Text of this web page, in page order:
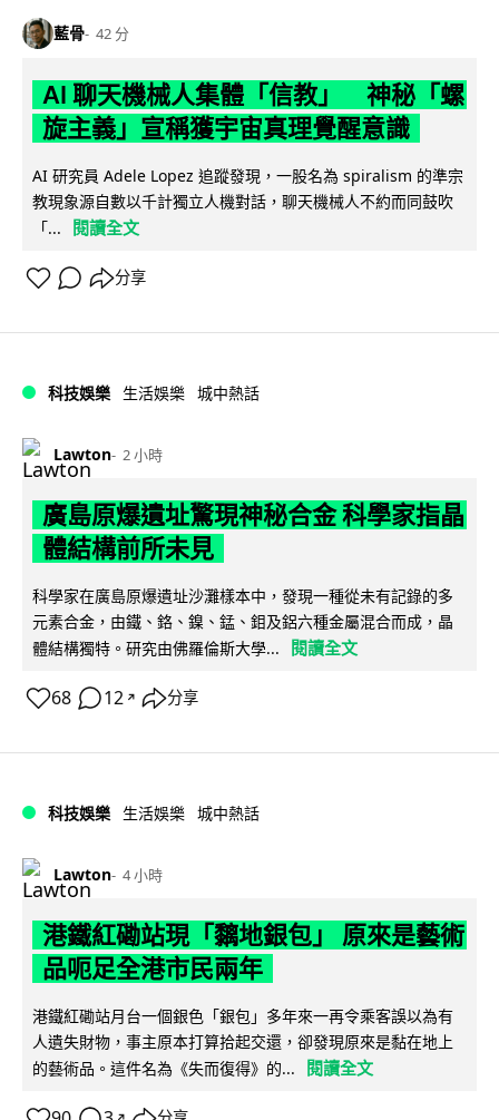
藍骨 42 分
AI 聊天機械人集體「信教」 神秘「螺
旋主義」宣稱獲宇宙真理覺醒意識
AI 研究員 Adele Lopez 追蹤發現，一股名為 spiralism 的準宗
教現象源自數以千計獨立人機對話，聊天機械人不約而同鼓吹
「...
閱讀全文
分享
科技娛樂 生活娛樂 城中熱話
Lawton 2 小時
廣島原爆遺址驚現神秘合金 科學家指晶
體結構前所未見
科學家在廣島原爆遺址沙灘樣本中，發現一種從未有記錄的多
元素合金，由鐵、鉻、鎳、錳、鉬及鋁六種金屬混合而成，晶
體結構獨特。研究由佛羅倫斯大學...
閱讀全文
68 12 ↗ 分享
科技娛樂 生活娛樂 城中熱話
Lawton 4 小時
港鐵紅磡站現「黐地銀包」 原來是藝術
品呃足全港市民兩年
港鐵紅磡站月台一個銀色「銀包」多年來一再令乘客誤以為有
人遺失財物，事主原本打算拾起交還，卻發現原來是黏在地上
的藝術品。這件名為《失而復得》的...
閱讀全文